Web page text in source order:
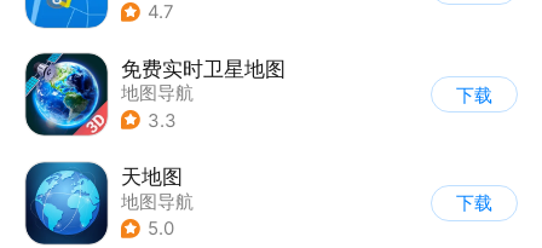
4.7
免费实时卫星地图
地图导航
3.3
下载
天地图
地图导航
5.0
下载